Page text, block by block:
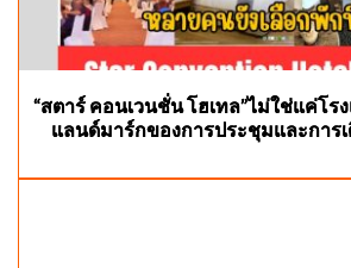
“สตาร์ คอนเวนชั่น โฮเทล”ไม่ใช่แค่โร
แลนด์มาร์กของการประชุมและการ